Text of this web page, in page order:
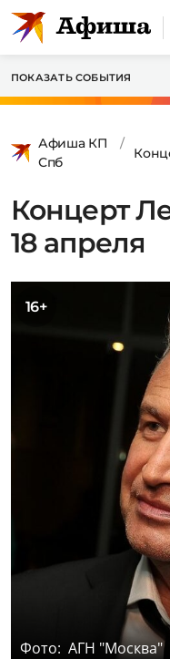
ПОКАЗАТЬ СОБЫТИЯ
Афиша КП
Спб
Концерт
18 апреля
16+
Фото: АГН "Москва"